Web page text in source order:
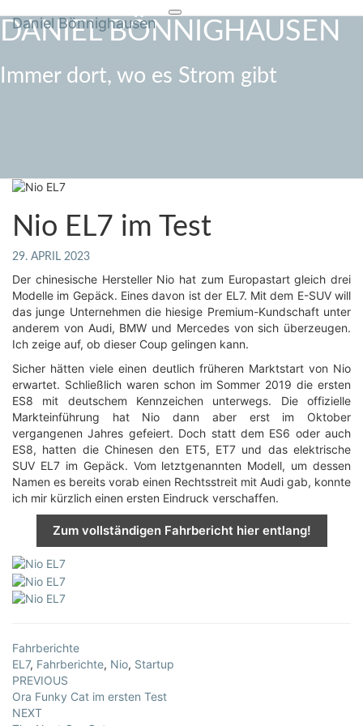
Skip
to
Toggle
navigation
Daniel Bönnighausen
DANIEL BÖNNIGHAUSEN
Immer dort, wo es Strom gibt
Nio
EL7
im
Nio EL7 im Test
29. APRIL 2023
Der chinesische Hersteller Nio hat zum Europastart gleich drei
Modelle im Gepäck. Eines davon ist der EL7. Mit dem E-SUV will
das junge Unternehmen die hiesige Premium-Kundschaft unter
anderem von Audi, BMW und Mercedes von sich überzeugen.
Ich zeige auf, ob dieser Coup gelingen kann.
Sicher hätten viele einen deutlich früheren Marktstart von Nio
erwartet. Schließlich waren schon im Sommer 2019 die ersten
ES8 mit deutschem Kennzeichen unterwegs. Die offizielle
Markteinführung hat Nio dann aber erst im Oktober
vergangenen Jahres gefeiert. Doch statt dem ES6 oder auch
ES8, hatten die Chinesen den ET5, ET7 und das elektrische
SUV EL7 im Gepäck. Vom letztgenannten Modell, um dessen
Namen es bereits vorab einen Rechtsstreit mit Audi gab, konnte
ich mir kürzlich einen ersten Eindruck verschaffen.
Zum vollständigen Fahrbericht hier entlang!
Fahrberichte
EL7, Fahrberichte, Nio, Startup
Post
navigation
PREVIOUS
Ora Funky Cat im ersten Test
NEXT